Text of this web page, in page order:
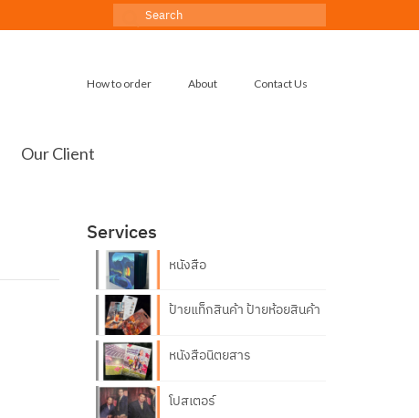
Search
How to order About Contact Us
Our Client
Services
หนังสือ
ป้ายแท็กสินค้า ป้ายห้อยสินค้า
หนังสือนิตยสาร
โปสเตอร์